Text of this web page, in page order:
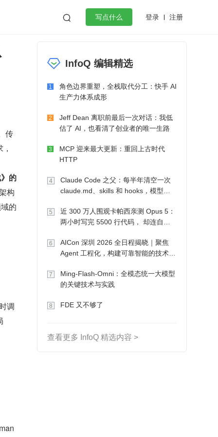
 写点什么 登录 注册
作
微服务架构 flutter
传
的
构
的
调
InfoQ 编辑精选
1
角色边界重塑，全栈取代分工：快手 AI
生产力体系成形
2
Jeff Dean 离职前最后一次对话：我低
估了 AI，也看清了创业者的唯一生路
3
MCP 迎来最大更新：重回上古时代
HTTP
4
Claude Code 之父：每半年清空一次
claude.md、skills 和 hooks，模型自
5
近 300 万人围观卡帕西亲测 Opus 5：
两小时写完 5500 行代码， 却连自己
6
AICon 深圳 2026 全日程揭晓｜聚焦
Agent 工程化，构建可靠智能的技术路
7
Ming-Flash-Omni：全模态统一大模型
的关键技术与实践
8 FDE 又不够了
查看更多 InfoQ 精选内容 >